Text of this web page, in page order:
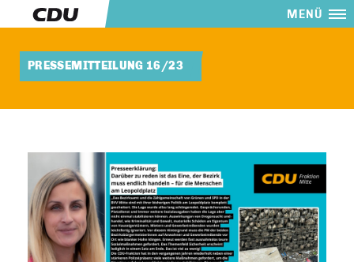
MENÜ
PRESSEMITTEILUNG 16/23